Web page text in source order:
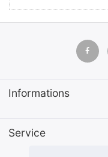
Informations
Service